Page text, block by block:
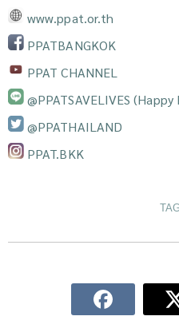
www.ppat.or.th
PPATBANGKOK
PPAT CHANNEL
@PPATSAVELIVES
@PPATHAILAND
PPAT.BKK